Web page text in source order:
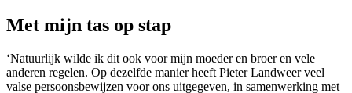
Met mijn tas op stap
‘Natuurlijk wilde ik dit ook voor mijn moeder en broer en vele
anderen regelen. Op dezelfde manier heeft Pieter Landweer veel
valse persoonsbewijzen voor ons uitgegeven, in samenwerking met